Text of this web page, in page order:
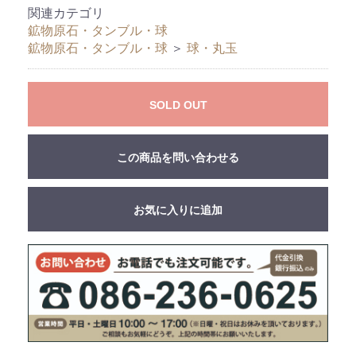
関連カテゴリ
鉱物原石・タンブル・球
鉱物原石・タンブル・球 ＞ 球・丸玉
SOLD OUT
この商品を問い合わせる
お買い物を続ける カートへ進む
お気に入りに追加